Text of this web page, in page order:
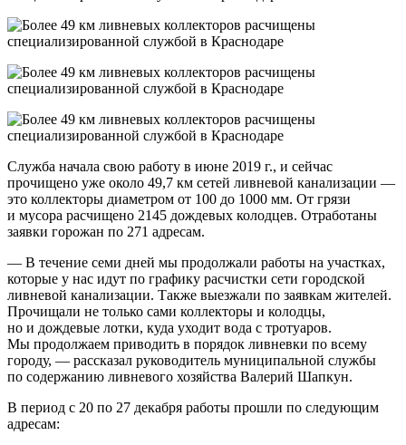
Служба начала свою работу в июне 2019 г., и сейчас
прочищено уже около 49,7 км сетей ливневой канализации —
это коллекторы диаметром от 100 до 1000 мм. От грязи
и мусора расчищено 2145 дождевых колодцев. Отработаны
заявки горожан по 271 адресам.
— В течение семи дней мы продолжали работы на участках,
которые у нас идут по графику расчистки сети городской
ливневой канализации. Также выезжали по заявкам жителей.
Прочищали не только сами коллекторы и колодцы,
но и дождевые лотки, куда уходит вода с тротуаров.
Мы продолжаем приводить в порядок ливневки по всему
городу, — рассказал руководитель муниципальной службы
по содержанию ливневого хозяйства Валерий Шапкун.
В период с 20 по 27 декабря работы прошли по следующим
адресам: